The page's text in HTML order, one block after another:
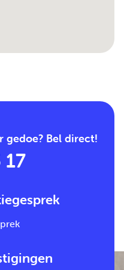
gedoe? Bel direct!